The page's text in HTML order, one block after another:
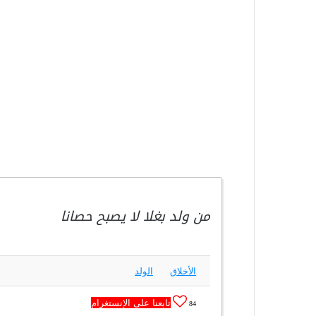
من ولد بغلا لا يصبح حصانا
الأخلاق الولد
84 تابعنا على الإنستغرام